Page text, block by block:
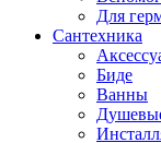
Для
Сантехника
Биде
Ванны